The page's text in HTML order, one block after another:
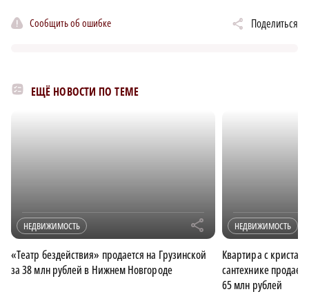
Сообщить об ошибке Поделиться
ЕЩЁ НОВОСТИ ПО ТЕМЕ
НЕДВИЖИМОСТЬ r
«Театр бездействия» продается на Грузинской
за 38 млн рублей в Нижнем Новгороде
НЕДВИЖИМОСТЬ
Квартира с
сантехнике
65 млн рублей